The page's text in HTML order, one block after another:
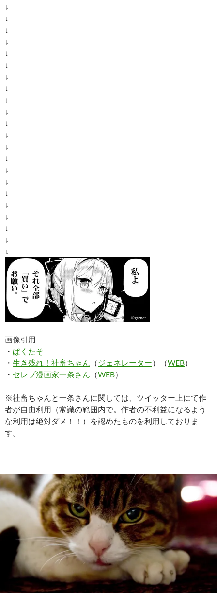
↓
↓
↓
↓
↓
↓
↓
↓
↓
↓
↓
↓
↓
↓
↓
↓
↓
↓
↓
↓
↓
↓
画像引用
・ ぱくたそ
・ 生き残れ！社畜ちゃん （ ジェネレーター）（WEB）
・ セレブ漫画家一条さん （WEB）
※社畜ちゃんと一条さんに関しては、ツイッター上にて作
者が自由利用（常識の範囲内で。作者の不利益になるよう
な利用は絶対ダメ！！）を認めたものを利用しておりま
す。